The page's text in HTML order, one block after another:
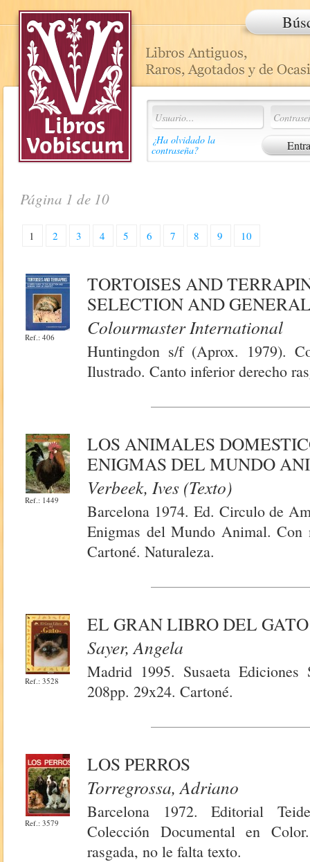
¿Ha olvidado la
contraseña?
Página 1 de 10
1 2 3 4 5 6 7 8 9 10
Ref.: 406
TORTOISES AND
SELECTION AND
Colourmaster International
Huntingdon s/f (Aprox. 1979).
Ilustrado. Canto inferior derecho
Ref.: 1449
LOS ANIMALES
ENIGMAS DEL MUNDO
Verbeek, Ives (Texto)
Barcelona 1974. Ed. Circulo de
Enigmas del Mundo Animal. Con
Cartoné. Naturaleza.
Ref.: 3528
EL GRAN LIBRO DEL GATO
Sayer, Angela
Madrid 1995. Susaeta
208pp. 29x24. Cartoné.
Ref.: 3579
LOS PERROS
Torregrossa, Adriano
Barcelona 1972. Editorial
Colección Documental en
rasgada, no le falta texto.